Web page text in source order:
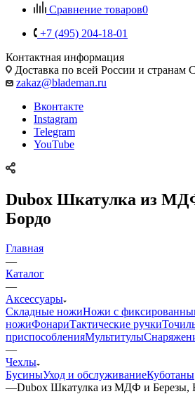
Сравнение товаров0
+7 (495) 204-18-01
Контактная информация
Доставка по всей России и странам
zakaz@blademan.ru
Вконтакте
Instagram
Telegram
YouTube
Dubox Шкатулка из
Бордо
Главная
—
Каталог
—
Аксессуары
Складные ножиНожи с
ножиФонариТактические ручки
приспособленияМультитулы
—
Чехлы
БусиныУход и обслуживаниеКуботаны
—Dubox Шкатулка из МДФ и Березы,